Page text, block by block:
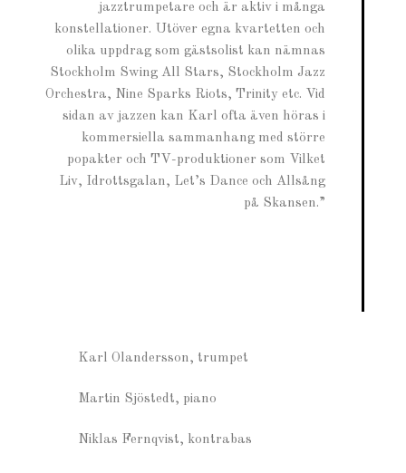
jazztrumpetare och är aktiv i många
konstellationer. Utöver egna kvartetten och
olika uppdrag som gästsolist kan nämnas
Stockholm Swing All Stars, Stockholm Jazz
Orchestra, Nine Sparks Riots, Trinity etc. Vid
sidan av jazzen kan Karl ofta även höras i
kommersiella sammanhang med större
popakter och TV-produktioner som Vilket
Liv, Idrottsgalan, Let’s Dance och Allsång
på Skansen.”
Karl Olandersson, trumpet
Martin Sjöstedt, piano
Niklas Fernqvist, kontrabas